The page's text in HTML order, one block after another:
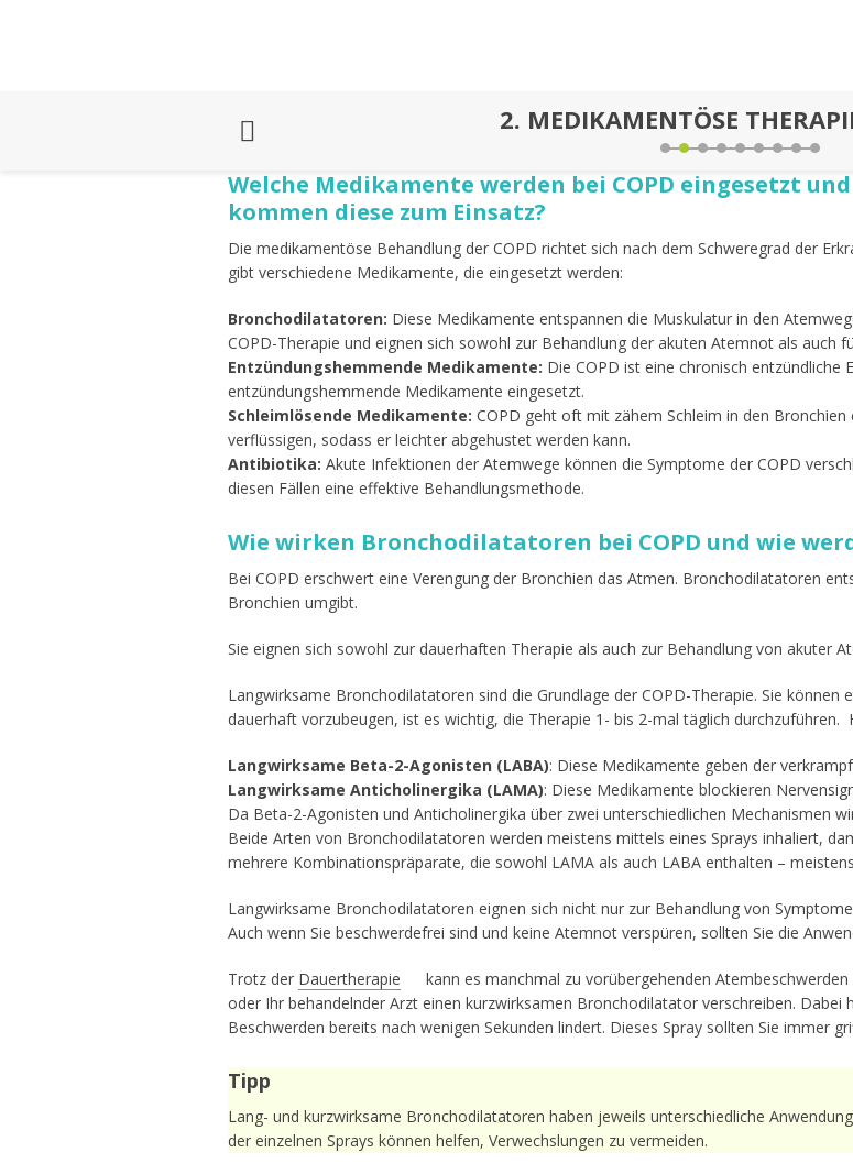
2. MEDIKAMENTÖSE
Welche Medikamente werden bei COPD eingesetzt
kommen diese zum Einsatz?
Die medikamentöse Behandlung der COPD richtet sich nach dem Schweregrad der
gibt verschiedene Medikamente, die eingesetzt werden:
Bronchodilatatoren: Diese Medikamente entspannen die Muskulatur in den
COPD-Therapie und eignen sich sowohl zur Behandlung der akuten Atemnot als auch
Entzündungshemmende Medikamente: Die COPD ist eine chronisch entzündliche
entzündungshemmende Medikamente eingesetzt.
Schleimlösende Medikamente: COPD geht oft mit zähem Schleim in den
verflüssigen, sodass er leichter abgehustet werden kann.
Antibiotika: Akute Infektionen der Atemwege können die Symptome der COPD
diesen Fällen eine effektive Behandlungsmethode.
Wie wirken Bronchodilatatoren bei COPD und wie
Bei COPD erschwert eine Verengung der Bronchien das Atmen. Bronchodilatatoren
Bronchien umgibt.
Sie eignen sich sowohl zur dauerhaften Therapie als auch zur Behandlung von akuter
Langwirksame Bronchodilatatoren sind die Grundlage der COPD-Therapie. Sie
dauerhaft vorzubeugen, ist es wichtig, die Therapie 1- bis 2-mal täglich durchzuführen.
Langwirksame Beta-2-Agonisten (LABA): Diese Medikamente geben der
Langwirksame Anticholinergika (LAMA): Diese Medikamente blockieren
Da Beta-2-Agonisten und Anticholinergika über zwei unterschiedlichen Mechanismen
Beide Arten von Bronchodilatatoren werden meistens mittels eines Sprays inhaliert,
mehrere Kombinationspräparate, die sowohl LAMA als auch LABA enthalten –
Langwirksame Bronchodilatatoren eignen sich nicht nur zur Behandlung von
Auch wenn Sie beschwerdefrei sind und keine Atemnot verspüren, sollten Sie die
Trotz der Dauertherapie
kann es manchmal zu vorübergehenden
oder Ihr behandelnder Arzt einen kurzwirksamen Bronchodilatator verschreiben. Dabei
Beschwerden bereits nach wenigen Sekunden lindert. Dieses Spray sollten Sie immer
Tipp
Lang- und kurzwirksame Bronchodilatatoren haben jeweils unterschiedliche
der einzelnen Sprays können helfen, Verwechslungen zu vermeiden.